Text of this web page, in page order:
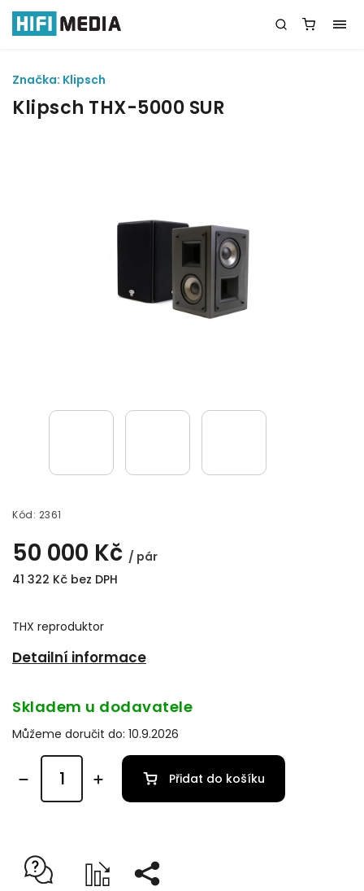
Klipsch THX-5000 SUR
Kód: 2361
50 000 Kč / pár
41 322 Kč bez DPH
THX reproduktor
Detailní informace
Značka: Klipsch
Skladem u dodavatele
Můžeme doručit do: 10.9.2026
Přidat do košíku